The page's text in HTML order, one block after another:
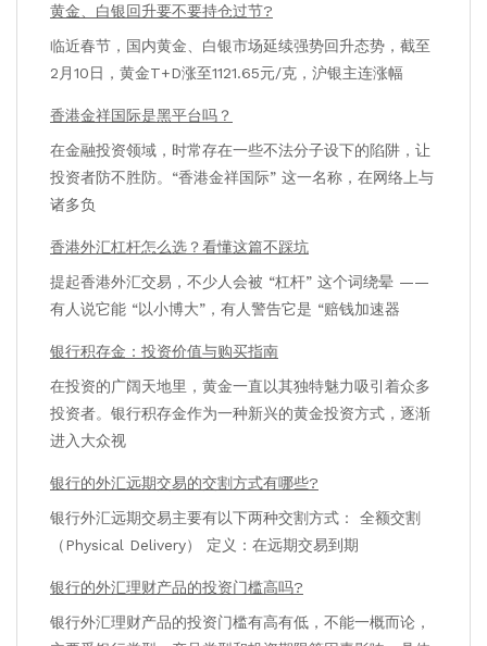
黄金、白银回升要不要持仓过节?
临近春节，国内黄金、白银市场延续强势回升态势，截至
2月10日，黄金T+D涨至1121.65元/克，沪银主连涨幅
香港金祥国际是黑平台吗？
在金融投资领域，时常存在一些不法分子设下的陷阱，让
投资者防不胜防。“香港金祥国际” 这一名称，在网络上与
诸多负
香港外汇杠杆怎么选？看懂这篇不踩坑
提起香港外汇交易，不少人会被 “杠杆” 这个词绕晕 ——
有人说它能 “以小博大”，有人警告它是 “赔钱加速器
银行积存金：投资价值与购买指南
在投资的广阔天地里，黄金一直以其独特魅力吸引着众多
投资者。银行积存金作为一种新兴的黄金投资方式，逐渐
进入大众视
银行的外汇远期交易的交割方式有哪些?
银行外汇远期交易主要有以下两种交割方式： 全额交割
（Physical Delivery） 定义：在远期交易到期
银行的外汇理财产品的投资门槛高吗?
银行外汇理财产品的投资门槛有高有低，不能一概而论，